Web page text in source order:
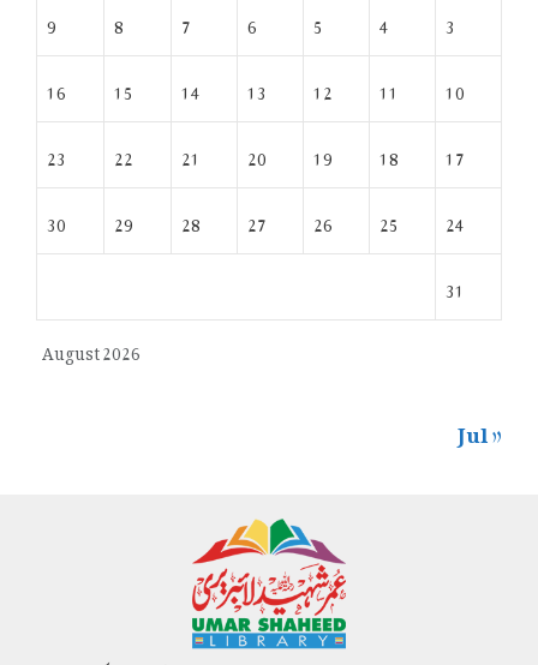
August 2026
3
4
5
6
7
8
9
10
11
12
13
14
15
16
17
18
19
20
21
22
23
24
25
26
27
28
29
30
31
« Jul